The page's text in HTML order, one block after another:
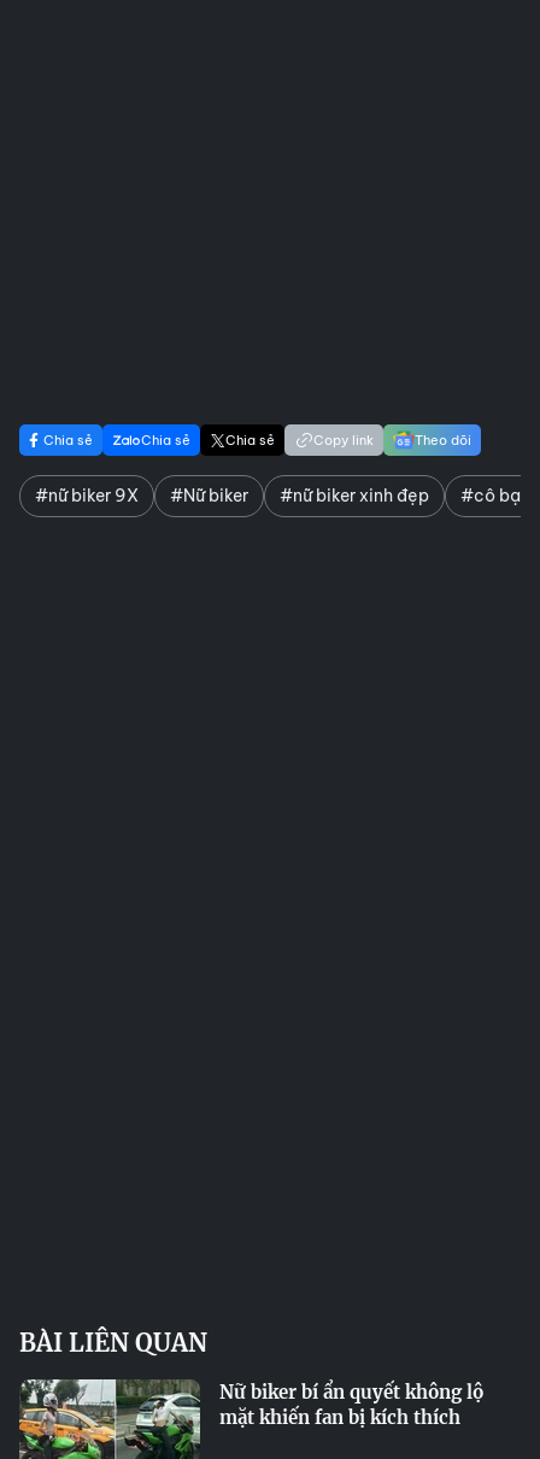
Chia sẻ Chia sẻ Chia sẻ Copy link Theo dõi
#nữ biker 9X #​Nữ biker #nữ biker xinh đẹp #cô bạn
BÀI LIÊN QUAN
Nữ biker bí ẩn quyết không lộ
mặt khiến fan bị kích thích